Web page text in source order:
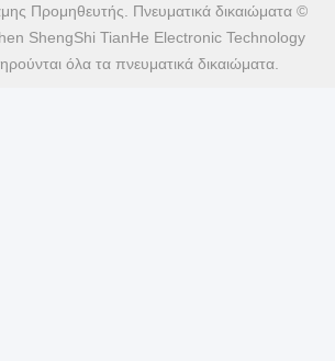
Προμηθευτής. Πνευματικά δικαιώματα ©
ShengShi TianHe Electronic Technology
όλα τα πνευματικά δικαιώματα.